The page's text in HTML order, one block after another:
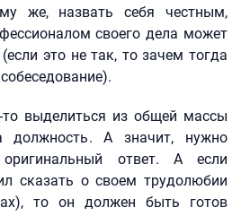
же, назвать себя честным,
своего дела может
это не так, то зачем тогда
выделиться из общей массы
должность. А значит, нужно
оригинальный ответ. А если
сказать о своем трудолюбии
то он должен быть готов